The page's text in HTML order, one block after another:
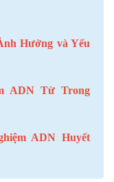
Hưởng và Yếu
ADN Từ Trong
ADN Huyết